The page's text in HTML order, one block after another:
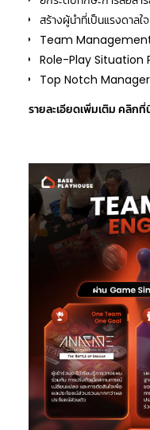
สร้างผู้นำที่เป็นแรงดาลใจ
Team
Role-Play Situation
Top Notch
รายละเอียดเพิ่มเติม คลิกที่